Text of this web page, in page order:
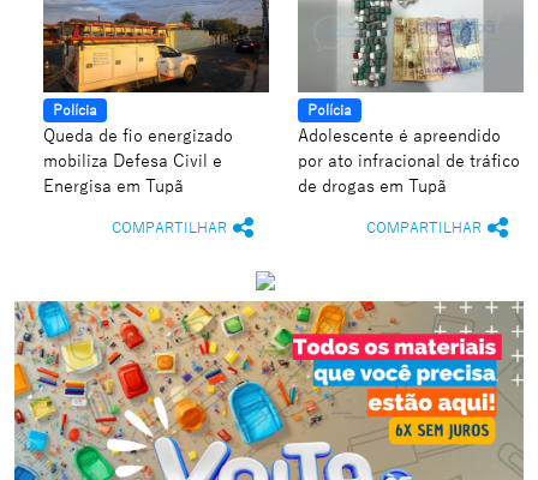
Polícia
Queda de fio energizado
mobiliza Defesa Civil e
Energisa em Tupã
COMPARTILHAR
Polícia
Adolescente é apreendido
por ato infracional de tráfico
de drogas em Tupã
COMPARTILHAR